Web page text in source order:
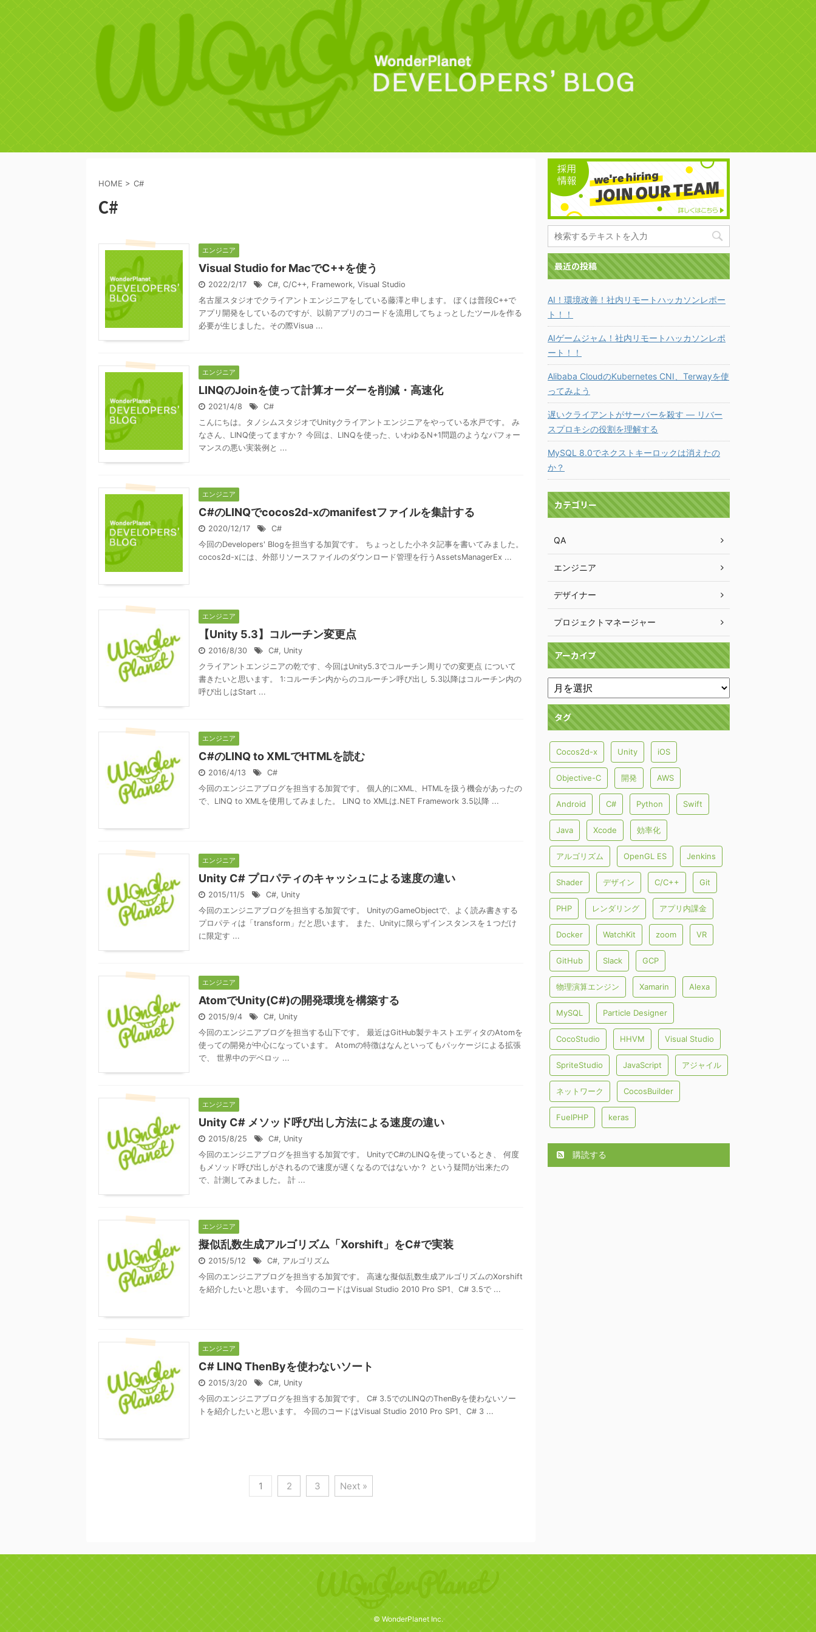
HOME > C#
C#
エンジニア
Visual Studio for MacでC++を使う
2022/2/17 C#, C/C++, Framework, Visual Studio
名古屋スタジオでクライアントエンジニアをしている藤澤と申します。 ぼくは普段C++で
アプリ開発をしているのですが、以前アプリのコードを流用してちょっとしたツールを作る
必要が生じました。その際Visua ...
エンジニア
LINQのJoinを使って計算オーダーを削減・高速化
2021/4/8
C#
こんにちは。タノシムスタジオでUnityクライアントエンジニアをやっている水戸です。 み
なさん、LINQ使ってますか？ 今回は、LINQを使った、いわゆるN+1問題のようなパフォー
マンスの悪い実装例と ...
エンジニア
C#のLINQでcocos2d-xのmanifestファイルを集計する
2020/12/17
C#
今回のDevelopers' Blogを担当する加賀です。 ちょっとした小ネタ記事を書いてみました。
cocos2d-xには、外部リソースファイルのダウンロード管理を行うAssetsManagerEx ...
エンジニア
【Unity 5.3】コルーチン変更点
2016/8/30 C#, Unity
クライアントエンジニアの乾です、今回はUnity5.3でコルーチン周りでの変更点 について
書きたいと思います。 1:コルーチン内からのコルーチン呼び出し 5.3以降はコルーチン内の
呼び出しはStart ...
エンジニア
C#のLINQ to XMLでHTMLを読む
2016/4/13
C#
今回のエンジニアブログを担当する加賀です。 個人的にXML、HTMLを扱う機会があったの
で、LINQ to XMLを使用してみました。 LINQ to XMLは.NET Framework 3.5以降 ...
エンジニア
Unity C# プロパティのキャッシュによる速度の違い
2015/11/5 C#, Unity
今回のエンジニアブログを担当する加賀です。 UnityのGameObjectで、よく読み書きする
プロパティは「transform」だと思います。 また、Unityに限らずインスタンスを１つだけ
に限定す ...
エンジニア
AtomでUnity(C#)の開発環境を構築する
2015/9/4 C#, Unity
今回のエンジニアブログを担当する山下です。 最近はGitHub製テキストエディタのAtomを
使っての開発が中心になっています。 Atomの特徴はなんといってもパッケージによる拡張
で、 世界中のデベロッ ...
エンジニア
Unity C# メソッド呼び出し方法による速度の違い
2015/8/25 C#, Unity
今回のエンジニアブログを担当する加賀です。 UnityでC#のLINQを使っているとき、 何度
もメソッド呼び出しがされるので速度が遅くなるのではないか？ という疑問が出来たの
で、計測してみました。 計 ...
エンジニア
擬似乱数生成アルゴリズム「Xorshift」をC#で実装
2015/5/12 C#, アルゴリズム
今回のエンジニアブログを担当する加賀です。 高速な擬似乱数生成アルゴリズムのXorshift
を紹介したいと思います。 今回のコードはVisual Studio 2010 Pro SP1、C# 3.5で ...
エンジニア
C# LINQ ThenByを使わないソート
2015/3/20 C#, Unity
今回のエンジニアブログを担当する加賀です。 C# 3.5でのLINQのThenByを使わないソー
トを紹介したいと思います。 今回のコードはVisual Studio 2010 Pro SP1、C# 3 ...
1 2 3 Next »
最近の投稿
AI！環境改善！社内リモートハッカソンレポー
ト！！
AIゲームジャム！社内リモートハッカソンレポ
ート！！
Alibaba CloudのKubernetes CNI、Terwayを使
ってみよう
遅いクライアントがサーバーを殺す ― リバー
スプロキシの役割を理解する
MySQL 8.0でネクストキーロックは消えたの
か？
カテゴリー
QA
エンジニア
デザイナー
プロジェクトマネージャー
アーカイブ
タグ
Cocos2d-x Unity iOS
Objective-C 開発 AWS
Android C# Python Swift
Java Xcode 効率化
アルゴリズム OpenGL ES Jenkins
Shader デザイン C/C++ Git
PHP レンダリング アプリ内課金
Docker WatchKit zoom VR
GitHub Slack GCP
物理演算エンジン Xamarin Alexa
MySQL Particle Designer
CocoStudio HHVM Visual Studio
SpriteStudio JavaScript アジャイル
ネットワーク CocosBuilder
FuelPHP keras
購読する
© WonderPlanet Inc.